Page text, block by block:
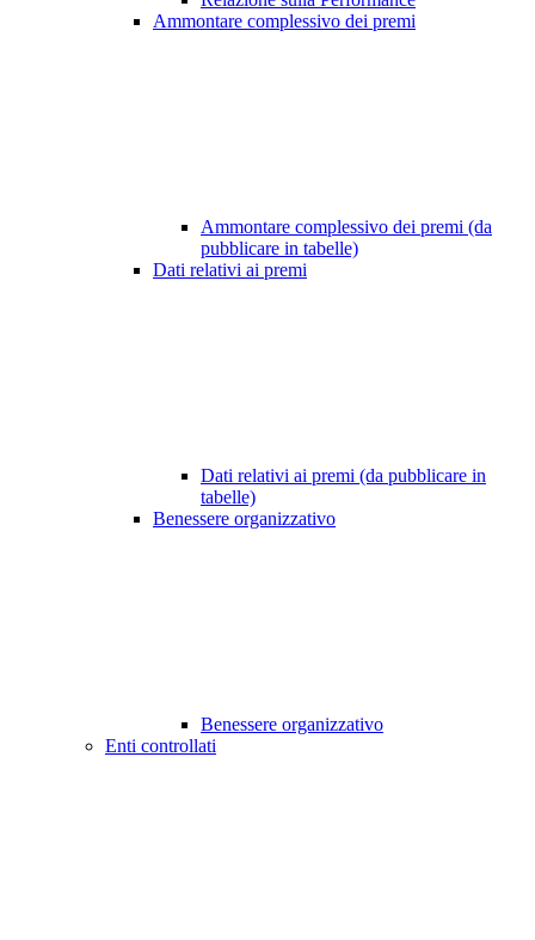
Ammontare complessivo dei premi
Ammontare complessivo dei premi (da
pubblicare in tabelle)
Dati relativi ai premi
Dati relativi ai premi (da pubblicare in
tabelle)
Benessere organizzativo
Benessere organizzativo
Enti controllati